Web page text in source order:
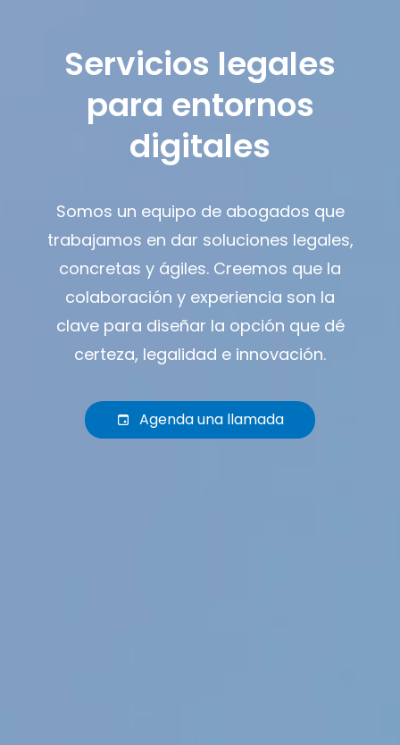
Servicios legales
para entornos
digitales
Somos un equipo de abogados que
trabajamos en dar soluciones legales,
concretas y ágiles. Creemos que la
colaboración y experiencia son la
clave para diseñar la opción que dé
certeza, legalidad e innovación.
Agenda una llamada